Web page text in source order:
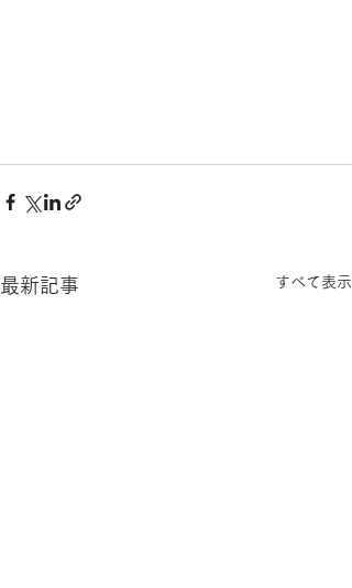
最新記事 すべて表示